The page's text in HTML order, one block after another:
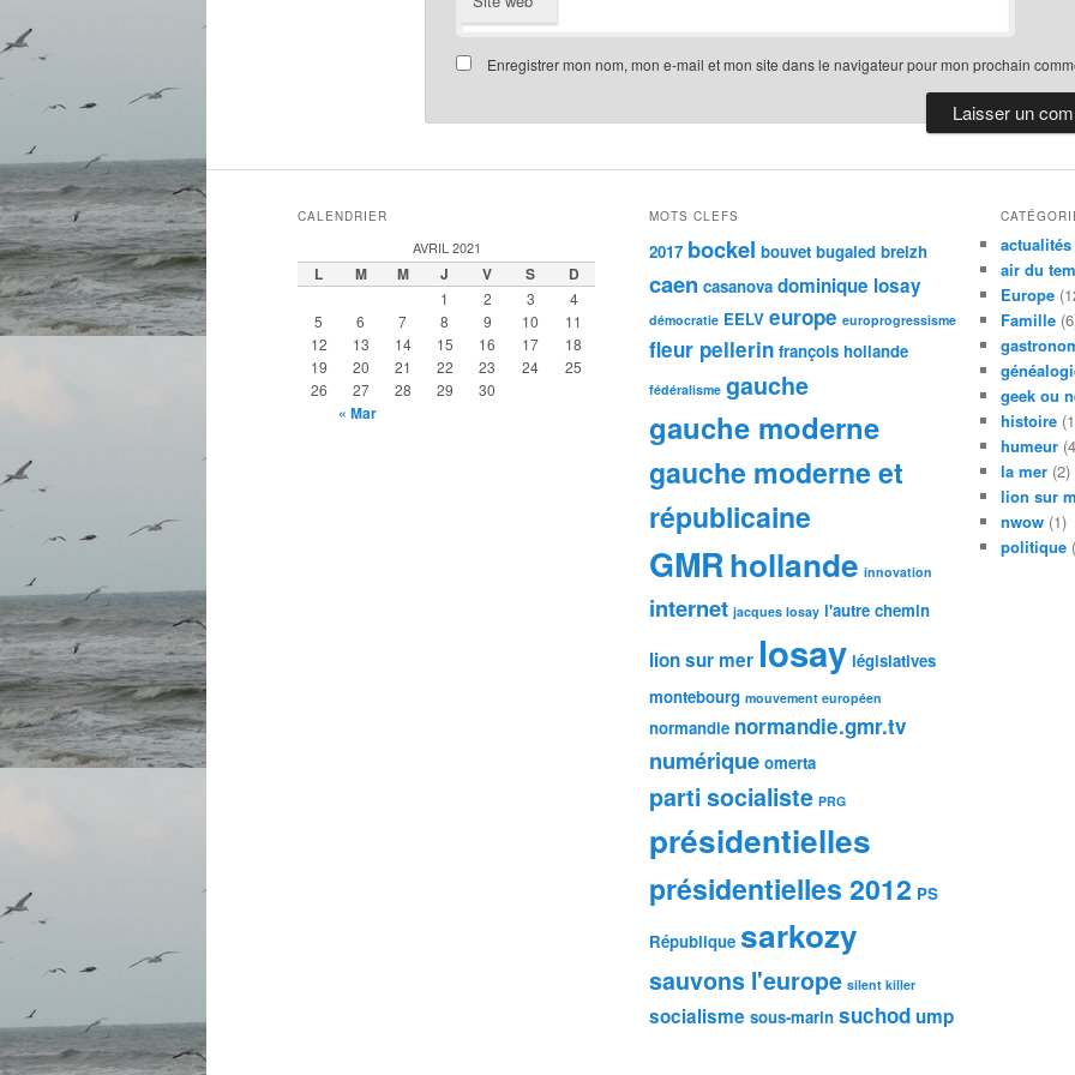
Enregistrer mon nom, mon e-mail et mon site dans le navigateur pour mon prochain
CALENDRIER
AVRIL 2021
L M M J V S D
1 2 3
4
5
6 7 8 9 10
11
12
13 14 15 16 17
18
19
20 21 22 23 24
25
26
27 28 29 30
« Mar
MOTS CLEFS
2017 bockel bouvet bugaled breizh
caen casanova dominique losay
démocratie EELV europe europrogressisme
fleur pellerin françois hollande
fédéralisme gauche
gauche moderne
gauche moderne et
républicaine
GMRhollande innovation
internet jacques losay l'autre chemin
lion sur mer losay législatives
montebourg mouvement européen
normandie normandie.gmr.tv
numérique omerta
parti socialiste PRG
présidentielles
présidentielles 2012 PS
République sarkozy
sauvons l'europe silent killer
socialisme sous-marin suchodump
actualités
air du
Europe
Famille
geek ou
histoire
humeur
la mer(2)
lion sur
nwow(1)
politique